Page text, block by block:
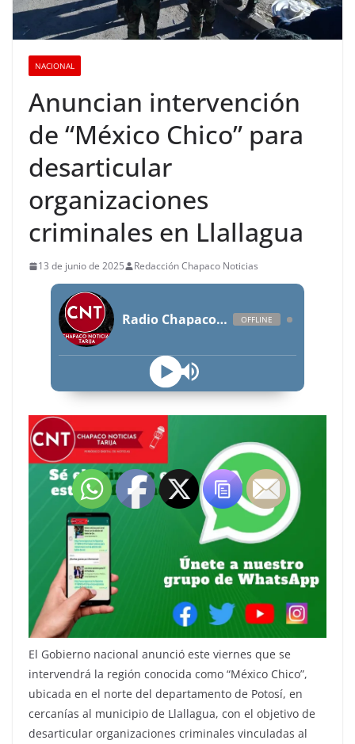
NACIONAL
Anuncian intervención
de “México Chico” para
desarticular
organizaciones
criminales en Llallagua
13 de junio de 2025 Redacción Chapaco Noticias
Radio Chapaco Noticias Las 24 horas en vivo OFFLINE
El Gobierno nacional anunció este viernes que se
intervendrá la región conocida como “México Chico”,
ubicada en el norte del departamento de Potosí, en
cercanías al municipio de Llallagua, con el objetivo de
desarticular organizaciones criminales vinculadas al